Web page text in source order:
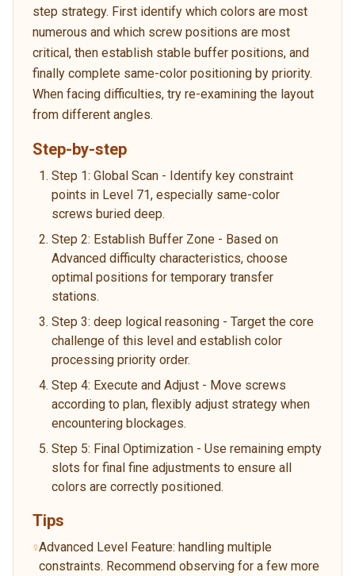
step strategy. First identify which colors are most
numerous and which screw positions are most
critical, then establish stable buffer positions, and
finally complete same-color positioning by priority.
When facing difficulties, try re-examining the layout
from different angles.
Step-by-step
Step 1: Global Scan - Identify key constraint
points in Level 71, especially same-color
screws buried deep.
Step 2: Establish Buffer Zone - Based on
Advanced difficulty characteristics, choose
optimal positions for temporary transfer
stations.
Step 3: deep logical reasoning - Target the core
challenge of this level and establish color
processing priority order.
Step 4: Execute and Adjust - Move screws
according to plan, flexibly adjust strategy when
encountering blockages.
Step 5: Final Optimization - Use remaining empty
slots for final fine adjustments to ensure all
colors are correctly positioned.
Tips
Advanced Level Feature: handling multiple
constraints. Recommend observing for a few more